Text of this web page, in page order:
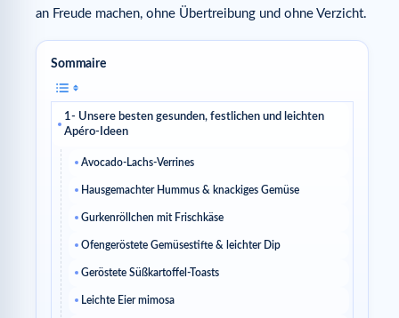
an Freude machen, ohne Übertreibung und ohne Verzicht.
Sommaire
1- Unsere besten gesunden, festlichen und leichten
Apéro-Ideen
Avocado-Lachs-Verrines
Hausgemachter Hummus & knackiges Gemüse
Gurkenröllchen mit Frischkäse
Ofengeröstete Gemüsestifte & leichter Dip
Geröstete Süßkartoffel-Toasts
Leichte Eier mimosa